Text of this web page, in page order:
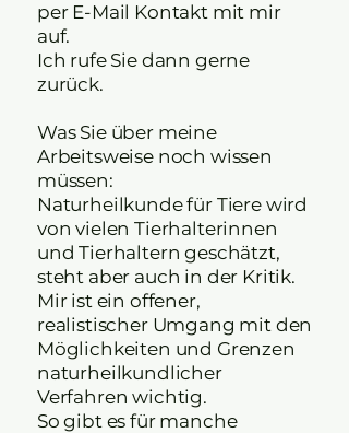
per E-Mail Kontakt mit mir
auf.
Ich rufe Sie dann gerne
zurück.
Was Sie über meine
Arbeitsweise noch wissen
müssen:
Naturheilkunde für Tiere wird
von vielen Tierhalterinnen
und Tierhaltern geschätzt,
steht aber auch in der Kritik.
Mir ist ein offener,
realistischer Umgang mit den
Möglichkeiten und Grenzen
naturheilkundlicher
Verfahren wichtig.
So gibt es für manche